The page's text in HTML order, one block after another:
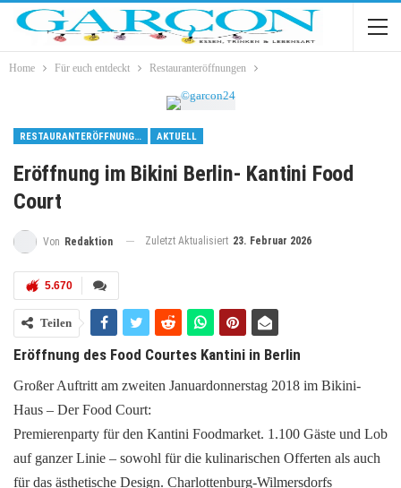
Home Für euch entdeckt Restauranteröffnungen
RESTAURANTERÖFFNUNGEN AKTUELL
Eröffnung im Bikini Berlin- Kantini Food
Court
Von Redaktion Zuletzt Aktualisiert 23. Februar 2026
5.670
Teilen
Eröffnung des Food Courtes Kantini in Berlin
Großer Auftritt am zweiten Januardonnerstag 2018 im Bikini-
Haus – Der Food Court:
Premierenparty für den Kantini Foodmarket. 1.100 Gäste und Lob
auf ganzer Linie – sowohl für die kulinarischen Offerten als auch
für das ästhetische Design. Charlottenburg-Wilmersdorfs